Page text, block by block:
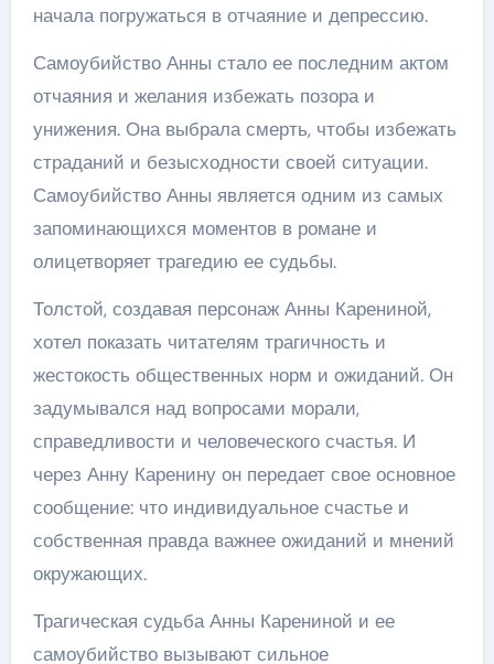
начала погружаться в отчаяние и депрессию.
Самоубийство Анны стало ее последним актом
отчаяния и желания избежать позора и
унижения. Она выбрала смерть, чтобы избежать
страданий и безысходности своей ситуации.
Самоубийство Анны является одним из самых
запоминающихся моментов в романе и
олицетворяет трагедию ее судьбы.
Толстой, создавая персонаж Анны Карениной,
хотел показать читателям трагичность и
жестокость общественных норм и ожиданий. Он
задумывался над вопросами морали,
справедливости и человеческого счастья. И
через Анну Каренину он передает свое основное
сообщение: что индивидуальное счастье и
собственная правда важнее ожиданий и мнений
окружающих.
Трагическая судьба Анны Карениной и ее
самоубийство вызывают сильное